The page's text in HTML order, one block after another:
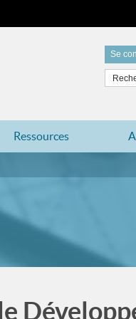
Se
Ressources